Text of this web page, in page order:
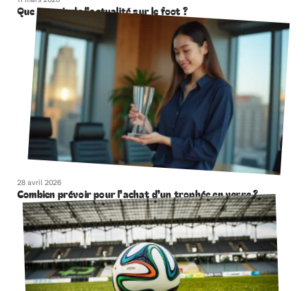
Que retenir de l’actualité sur le foot ?
28 avril 2026
Combien prévoir pour l’achat d’un trophée en verre ?